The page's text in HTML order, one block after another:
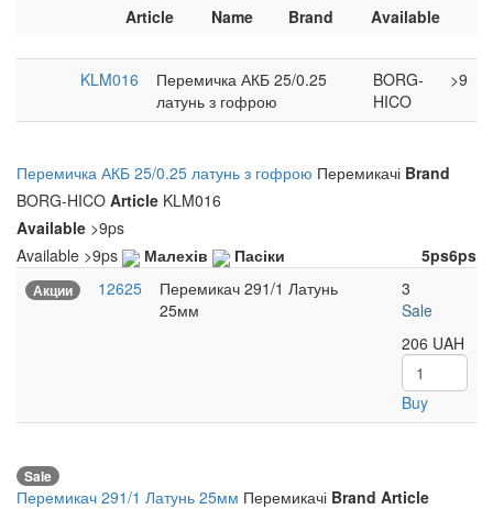
Article
Name Brand Available
KLM016
Перемичка АКБ 25/0.25
латунь з гофрою
BORG-
HICO
>9
Перемичка АКБ 25/0.25 латунь з гофрою Перемикачі Brand
BORG-HICO Article KLM016
Available >9ps
Available >9ps Малехів 6ps
Пасіки 5ps
Акции 12625
Перемикач 291/1 Латунь
25мм
3
Sale
206 UAH
Buy
Sale
Перемикач 291/1 Латунь 25мм Перемикачі Brand Article